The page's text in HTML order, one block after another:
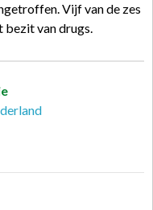
Vijf van de zes
bezit van drugs.